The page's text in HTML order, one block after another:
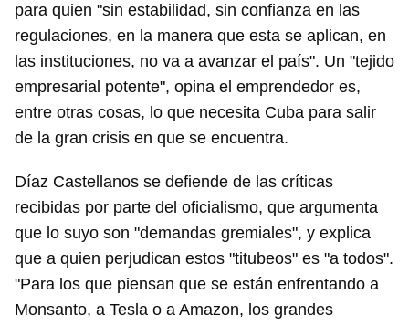
Guardar como favorito
para quien "sin estabilidad, sin confianza en las
regulaciones, en la manera que esta se aplican, en
las instituciones, no va a avanzar el país". Un "tejido
empresarial potente", opina el emprendedor es,
entre otras cosas, lo que necesita Cuba para salir
de la gran crisis en que se encuentra.
Díaz Castellanos se defiende de las críticas
recibidas por parte del oficialismo, que argumenta
que lo suyo son "demandas gremiales", y explica
que a quien perjudican estos "titubeos" es "a todos".
"Para los que piensan que se están enfrentando a
Monsanto, a Tesla o a Amazon, los grandes